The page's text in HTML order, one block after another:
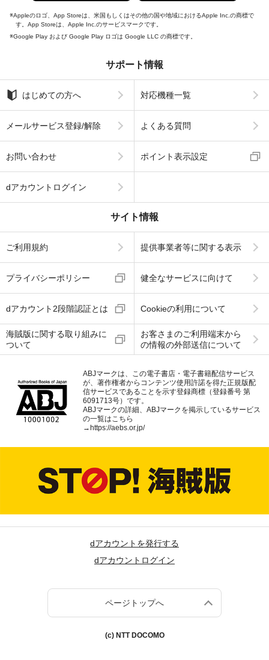
Appleのロゴ、App Storeは、米国もしくはその他の国や地域におけるApple Inc.の商標で
す。App Storeは、Apple Inc.のサービスマークです。
Google Play および Google Play ロゴは Google LLC の商標です。
サポート情報
はじめての方へ 対応機種一覧
メールサービス登録/解除 よくある質問
お問い合わせ ポイント表示設定
dアカウントログイン
サイト情報
ご利用規約 提供事業者等に関する表示
プライバシーポリシー 健全なサービスに向けて
dアカウント2段階認証とは Cookieの利用について
海賊版に関する取り組みに
ついて
お客さまのご利用端末から
の情報の外部送信について
ABJマークは、この電子書店・電子書籍配信サービス
が、著作権者からコンテンツ使用許諾を得た正規版配
信サービスであることを示す登録商標（登録番号 第
6091713号）です。
ABJマークの詳細、ABJマークを掲示しているサービス
の一覧はこちら
→ https://aebs.or.jp/
dアカウントを発行する
dアカウントログイン
ページトップへ
(c) NTT DOCOMO